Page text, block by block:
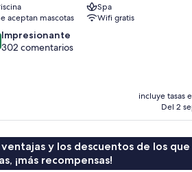
Spa
aceptan mascotas
Wifi gratis
Impresionante
302 comentarios
incluye tasas
Del 2
y los descuentos de los que
¡más recompensas!